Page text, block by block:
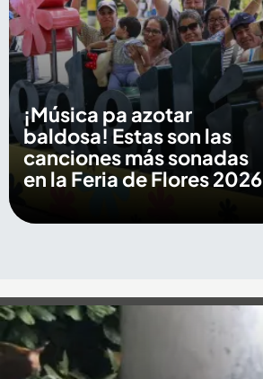
¡Música pa azotar
baldosa! Estas son las
canciones más sonadas
en la Feria de Flores 2026